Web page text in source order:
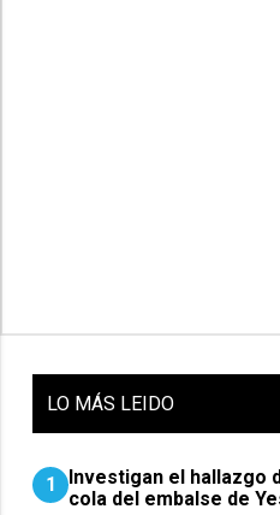
LO MÁS LEIDO
1
Investigan el hallazgo
cola del embalse de